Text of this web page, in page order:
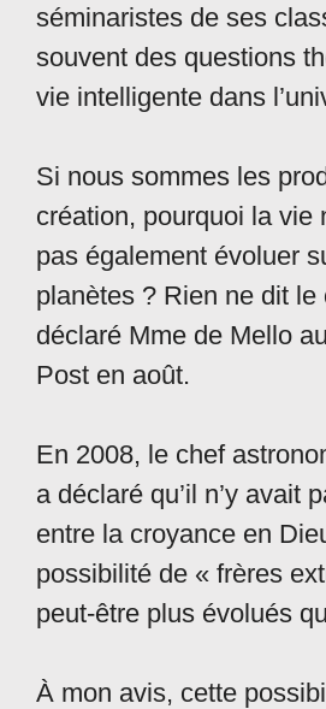
séminaristes de ses
souvent des questions
vie intelligente dans
Si nous sommes les
création, pourquoi la vie
pas également évoluer
planètes ? Rien ne dit le
déclaré Mme de Mello
Post en août.
En 2008, le chef
a déclaré qu’il n’y avait
entre la croyance en
possibilité de « frères
peut-être plus évolués
À mon avis, cette